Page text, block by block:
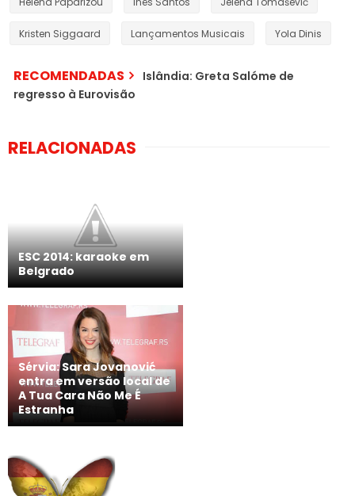
Kristen Siggaard Lançamentos Musicais Yola Dinis
RECOMENDADAS
Islândia: Greta Salóme de
regresso à Eurovisão
RELACIONADAS
ESC 2014: karaoke em
Belgrado
Sérvia: Sara Jovanović
entra em versão local de
A Tua Cara Não Me É
Estranha